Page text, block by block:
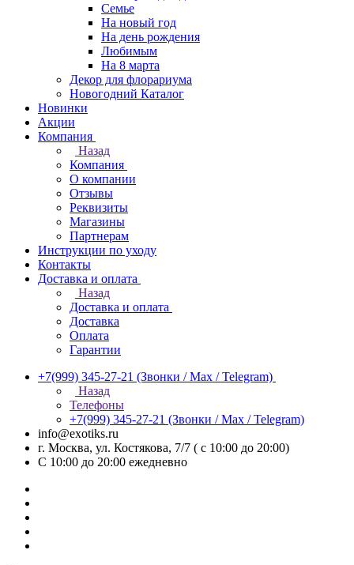
Семье
На новый год
На день рождения
Любимым
На 8 марта
Декор для флорариума
Новогодний Каталог
Новинки
Акции
Компания
Назад
Компания
О компании
Отзывы
Реквизиты
Магазины
Партнерам
Инструкции по уходу
Контакты
Доставка и оплата
Назад
Доставка и оплата
Доставка
Оплата
Гарантии
+7(999) 345-27-21 (Звонки / Max / Telegram)
Назад
Телефоны
+7(999) 345-27-21 (Звонки / Max / Telegram)
info@exotiks.ru
г. Москва, ул. Костякова, 7/7 ( с 10:00 до 20:00)
С 10:00 до 20:00 ежедневно